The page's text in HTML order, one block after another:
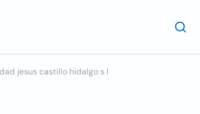
jesus castillo hidalgo s l